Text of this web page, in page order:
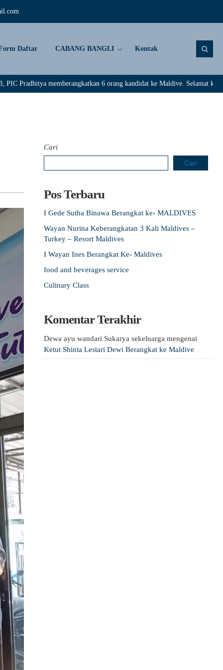
Daftar CABANG BANGLI Kontak
6 orang kandidat ke Maldive. Selamat kepada :
Cari
Cari
Pos Terbaru
I Gede Sutha Binawa Berangkat ke- MALDIVES
Wayan Nurina Keberangkatan 3 Kali Maldives –
Turkey – Resort Maldives
I Wayan Ines Berangkat Ke- Maldives
food and beverages service
Culinary Class
Komentar Terakhir
Dewa ayu wandari Sukarya sekeluarga mengenai
Ketut Shinta Lestari Dewi Berangkat ke Maldive